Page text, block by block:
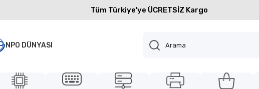
Tüm Türkiye'ye ÜCRETSİZ Kargo
NPO DÜNYASI